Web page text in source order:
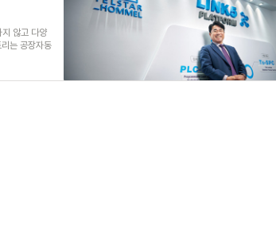
않고 다양
는 공장자동
갖춘 공장
서 이노비